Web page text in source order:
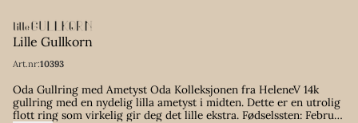
Lille Gullkorn
Art.nr:10393
Oda Gullring med Ametyst Oda Kolleksjonen fra HeleneV 14k
gullring med en nydelig lilla ametyst i midten. Dette er en utrolig
flott ring som virkelig gir deg det lille ekstra. Fødselssten: Februar